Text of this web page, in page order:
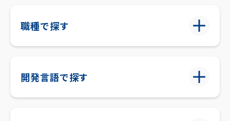
職種で探す
開発言語で探す